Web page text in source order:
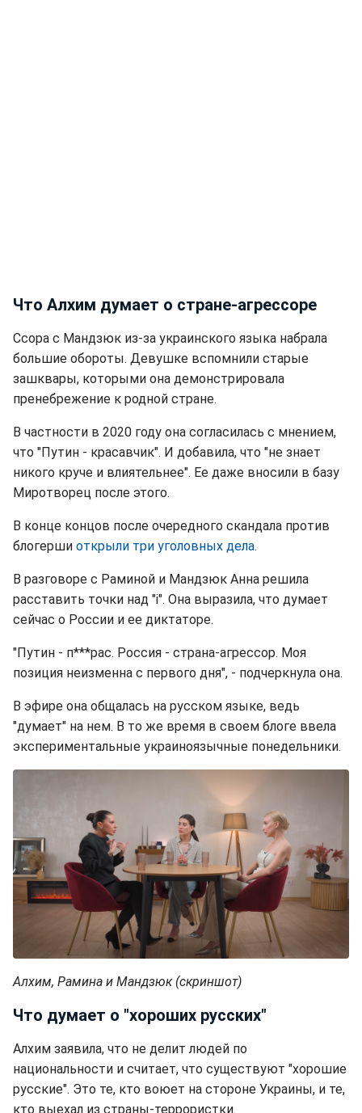
Что Алхим думает о стране-агрессоре
Ссора с Мандзюк из-за украинского языка набрала
большие обороты. Девушке вспомнили старые
зашквары, которыми она демонстрировала
пренебрежение к родной стране.
В частности в 2020 году она согласилась с мнением,
что "Путин - красавчик". И добавила, что "не знает
никого круче и влиятельнее". Ее даже вносили в базу
Миротворец после этого.
В конце концов после очередного скандала против
блогерши открыли три уголовных дела.
В разговоре с Раминой и Мандзюк Анна решила
расставить точки над "і". Она выразила, что думает
сейчас о России и ее диктаторе.
"Путин - п***рас. Россия - страна-агрессор. Моя
позиция неизменна с первого дня", - подчеркнула она.
В эфире она общалась на русском языке, ведь
"думает" на нем. В то же время в своем блоге ввела
экспериментальные украиноязычные понедельники.
Алхим, Рамина и Мандзюк (скриншот)
Что думает о "хороших русских"
Алхим заявила, что не делит людей по
национальности и считает, что существуют "хорошие
русские". Это те, кто воюет на стороне Украины, и те,
кто выехал из страны-террористки.